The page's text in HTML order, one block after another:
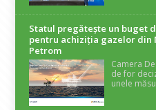
Statul pregătește un buget
pentru achiziția gazelor din
Petrom
Camera
de for
unele